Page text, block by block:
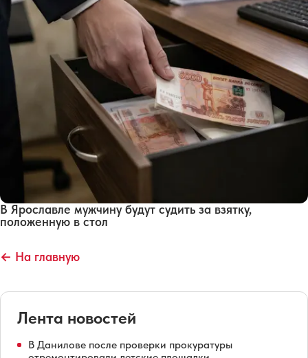
В Ярославле мужчину будут судить за взятку,
положенную в стол
← На главную
Лента новостей
В Данилове после проверки прокуратуры